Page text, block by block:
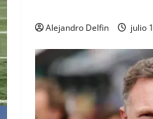
Alejandro Delfin julio